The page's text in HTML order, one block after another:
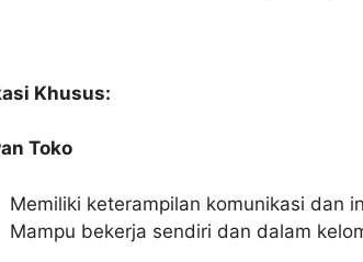
Khusus:
Toko
Memiliki keterampilan komunikasi dan
Mampu bekerja sendiri dan dalam